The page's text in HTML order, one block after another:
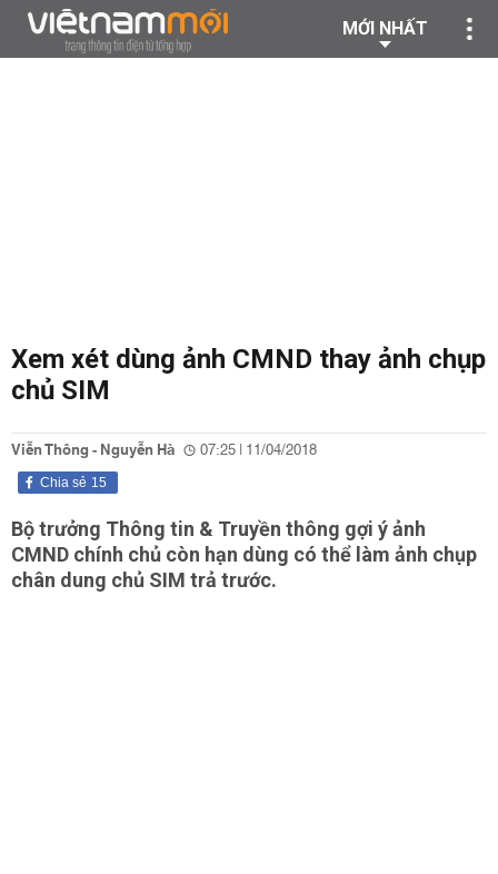
MỚI NHẤT
Xem xét dùng ảnh CMND thay ảnh chụp
chủ SIM
Viễn Thông - Nguyễn Hà 07:25 | 11/04/2018
15
Chia sẻ
Bộ trưởng Thông tin & Truyền thông gợi ý ảnh
CMND chính chủ còn hạn dùng có thể làm ảnh chụp
chân dung chủ SIM trả trước.